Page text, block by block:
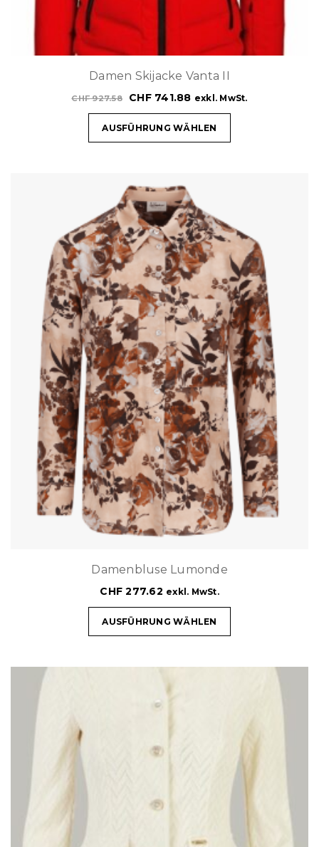
Damen Skijacke Vanta II
CHF927.58 CHF741.88 exkl. MwSt.
AUSFÜHRUNG WÄHLEN
Damenbluse Lumonde
CHF 277.62 exkl. MwSt.
AUSFÜHRUNG WÄHLEN